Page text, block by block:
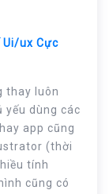
Ui/ux Cực
thay luôn
yếu dùng các
app cũng
(thời
tính
cũng có